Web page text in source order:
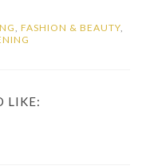
, FASHION & BEAUTY,
LIKE: